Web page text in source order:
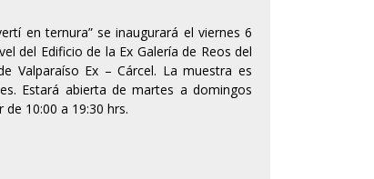
en ternura” se inaugurará el viernes 6
del Edificio de la Ex Galería de Reos del
Valparaíso Ex – Cárcel. La muestra es
Estará abierta de martes a domingos
10:00 a 19:30 hrs.